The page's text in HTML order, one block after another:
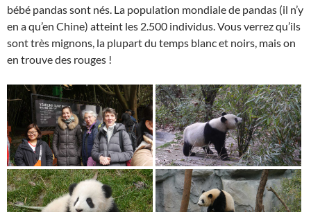
bébé pandas sont nés. La population mondiale de pandas (il n’y
en a qu’en Chine) atteint les 2.500 individus. Vous verrez qu’ils
sont très mignons, la plupart du temps blanc et noirs, mais on
en trouve des rouges !